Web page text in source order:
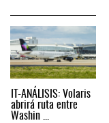
IT-ANÁLISIS: Volaris
abrirá ruta entre
Washin ...